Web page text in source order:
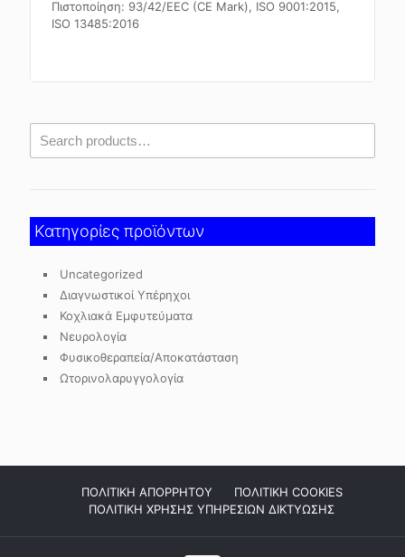
Πιστοποίηση: 93/42/EEC (CE Mark), ISO 9001:2015,
ISO 13485:2016
Κατηγορίες προϊόντων
Uncategorized
Διαγνωστικοί Υπέρηχοι
Κοχλιακά Εμφυτεύματα
Νευρολογία
Φυσικοθεραπεία/Αποκατάσταση
Ωτορινολαρυγγολογία
ΠΟΛΙΤΙΚΗ ΑΠΟΡΡΗΤΟΥ
ΠΟΛΙΤΙΚΗ COOKIES
ΠΟΛΙΤΙΚΗ ΧΡΗΣΗΣ ΥΠΗΡΕΣΙΩΝ ΔΙΚΤΥΩΣΗΣ